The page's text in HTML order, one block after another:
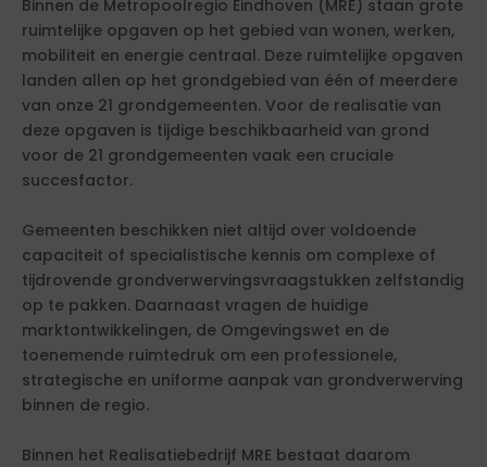
Binnen de Metropoolregio Eindhoven (MRE) staan grote
ruimtelijke opgaven op het gebied van wonen, werken,
mobiliteit en energie centraal. Deze ruimtelijke opgaven
landen allen op het grondgebied van één of meerdere
van onze 21 grondgemeenten. Voor de realisatie van
deze opgaven is tijdige beschikbaarheid van grond
voor de 21 grondgemeenten vaak een cruciale
succesfactor.
Gemeenten beschikken niet altijd over voldoende
capaciteit of specialistische kennis om complexe of
tijdrovende grondverwervingsvraagstukken zelfstandig
op te pakken. Daarnaast vragen de huidige
marktontwikkelingen, de Omgevingswet en de
toenemende ruimtedruk om een professionele,
strategische en uniforme aanpak van grondverwerving
binnen de regio.
Binnen het Realisatiebedrijf MRE bestaat daarom